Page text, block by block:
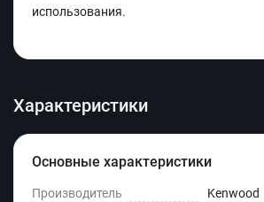
использования.
Характеристики
Основные характеристики
Производитель Kenwood